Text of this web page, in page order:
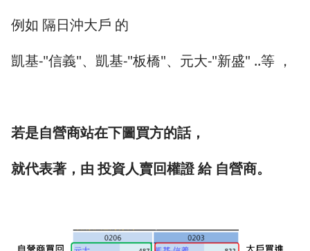
例如 隔日沖大戶 的
凱基-"信義"、凱基-"板橋"、元大-"新盛" ..等 ，
若是自營商站在下圖買方的話，
就代表著， 由 投資人賣回權證 給 自營商。